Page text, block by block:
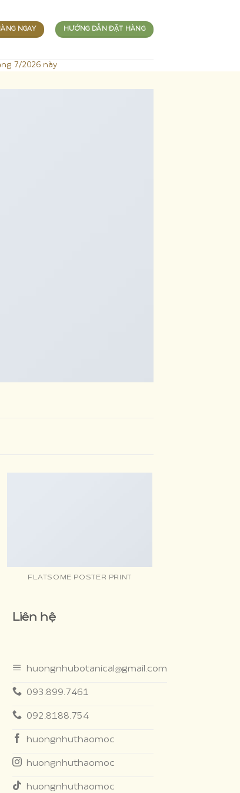
NGAY HƯỚNG DẪN ĐẶT HÀNG
7/2026 này
FLATSOME POSTER PRINT
Liên hệ
huongnhubotanical@gmail.com
093.899.7461
092.8188.754
huongnhuthaomoc
huongnhuthaomoc
huongnhuthaomoc